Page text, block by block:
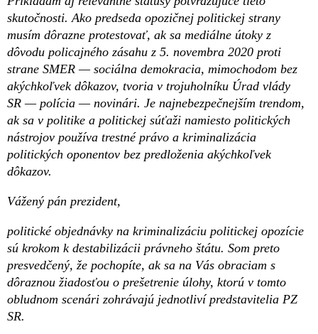
skutočnosti. Ako predseda opozičnej politickej strany
musím dôrazne protestovať, ak sa mediálne útoky z
dôvodu policajného zásahu z 5. novembra 2020 proti
strane SMER — sociálna demokracia, mimochodom bez
akýchkoľvek dôkazov, tvoria v trojuholníku Úrad vlády
SR — polícia — novinári. Je najnebezpečnejším trendom,
ak sa v politike a politickej súťaži namiesto politických
nástrojov používa trestné právo a kriminalizácia
politických oponentov bez predloženia akýchkoľvek
dôkazov.
Vážený pán prezident,
politické objednávky na kriminalizáciu politickej opozície
sú krokom k destabilizácii právneho štátu. Som preto
presvedčený, že pochopíte, ak sa na Vás obraciam s
dôraznou žiadosťou o prešetrenie úlohy, ktorú v tomto
obludnom scenári zohrávajú jednotliví predstavitelia PZ
SR.